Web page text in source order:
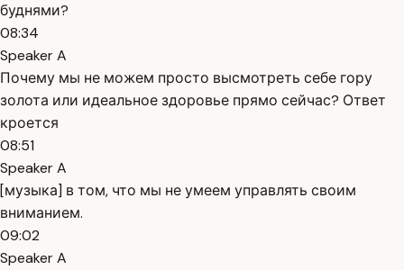
буднями?
08:34
Speaker A
Почему мы не можем просто высмотреть себе гору
золота или идеальное здоровье прямо сейчас? Ответ
кроется
08:51
Speaker A
[музыка] в том, что мы не умеем управлять своим
вниманием.
09:02
Speaker A